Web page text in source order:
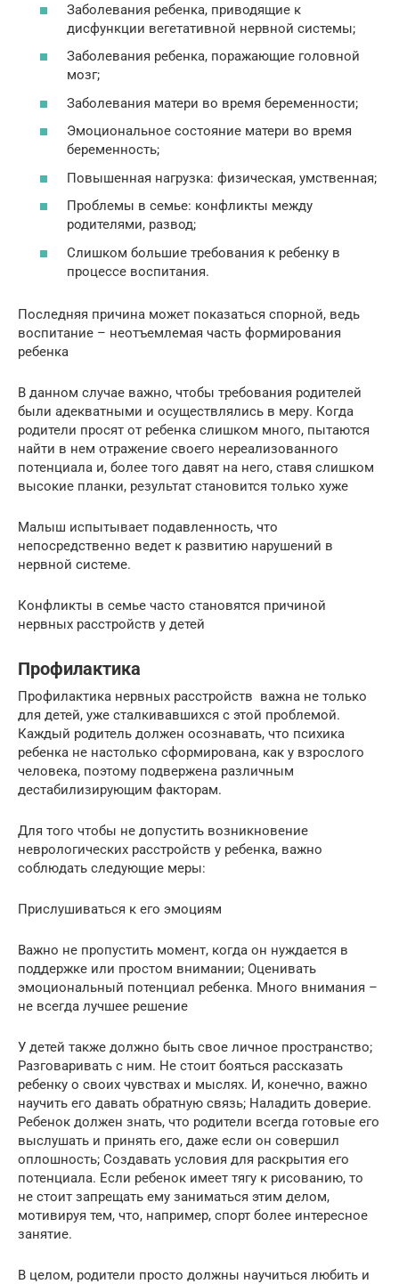
Заболевания ребенка, приводящие к
дисфункции вегетативной нервной системы;
Заболевания ребенка, поражающие головной
мозг;
Заболевания матери во время беременности;
Эмоциональное состояние матери во время
беременность;
Повышенная нагрузка: физическая, умственная;
Проблемы в семье: конфликты между
родителями, развод;
Слишком большие требования к ребенку в
процессе воспитания.
Последняя причина может показаться спорной, ведь
воспитание – неотъемлемая часть формирования
ребенка
В данном случае важно, чтобы требования родителей
были адекватными и осуществлялись в меру. Когда
родители просят от ребенка слишком много, пытаются
найти в нем отражение своего нереализованного
потенциала и, более того давят на него, ставя слишком
высокие планки, результат становится только хуже
Малыш испытывает подавленность, что
непосредственно ведет к развитию нарушений в
нервной системе.
Конфликты в семье часто становятся причиной
нервных расстройств у детей
Профилактика
Профилактика нервных расстройств важна не только
для детей, уже сталкивавшихся с этой проблемой.
Каждый родитель должен осознавать, что психика
ребенка не настолько сформирована, как у взрослого
человека, поэтому подвержена различным
дестабилизирующим факторам.
Для того чтобы не допустить возникновение
неврологических расстройств у ребенка, важно
соблюдать следующие меры:
Прислушиваться к его эмоциям
Важно не пропустить момент, когда он нуждается в
поддержке или простом внимании; Оценивать
эмоциональный потенциал ребенка. Много внимания –
не всегда лучшее решение
У детей также должно быть свое личное пространство;
Разговаривать с ним. Не стоит бояться рассказать
ребенку о своих чувствах и мыслях. И, конечно, важно
научить его давать обратную связь; Наладить доверие.
Ребенок должен знать, что родители всегда готовые его
выслушать и принять его, даже если он совершил
оплошность; Создавать условия для раскрытия его
потенциала. Если ребенок имеет тягу к рисованию, то
не стоит запрещать ему заниматься этим делом,
мотивируя тем, что, например, спорт более интересное
занятие.
В целом, родители просто должны научиться любить и